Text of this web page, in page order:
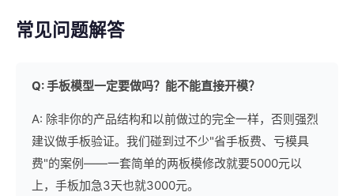
常见问题解答
Q: 手板模型一定要做吗？能不能直接开模？
A: 除非你的产品结构和以前做过的完全一样，否则强烈
建议做手板验证。我们碰到过不少"省手板费、亏模具
费"的案例——一套简单的两板模修改就要5000元以
上，手板加急3天也就3000元。